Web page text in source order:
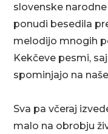
slovenske
ponudi besedila
melodijo mnogih
Kekčeve pesmi,
spominjajo na
Sva pa včeraj
malo na obrobju